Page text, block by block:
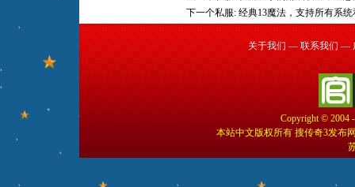
下一个私服: 经典13魔法，支持所有系
关于我们 — 联系我们 —
Copyright © 2004
本站中文版权所有 搜传奇3发布